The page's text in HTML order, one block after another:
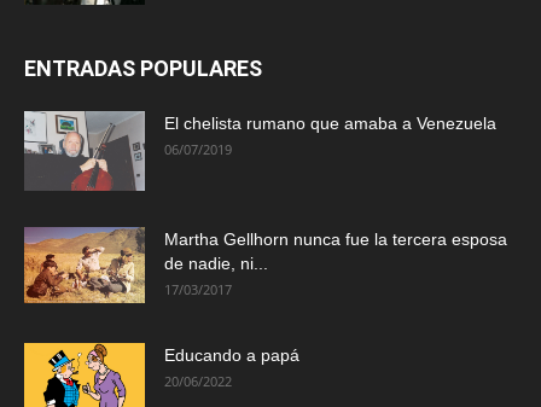
ENTRADAS POPULARES
El chelista rumano que amaba a Venezuela
06/07/2019
Martha Gellhorn nunca fue la tercera esposa
de nadie, ni...
17/03/2017
Educando a papá
20/06/2022